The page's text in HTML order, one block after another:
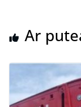
Ar